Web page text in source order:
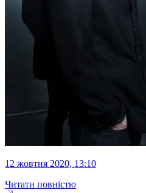
12 жовтня 2020, 13:10
Читати повністю